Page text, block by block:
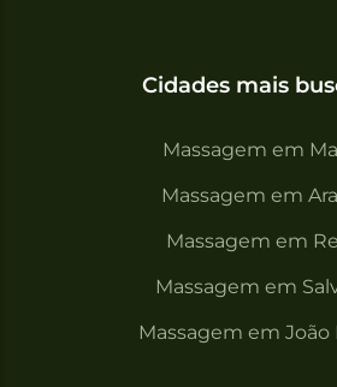
Cidades mais
Massagem em
Massagem em
Massagem em
Massagem em
Massagem em João